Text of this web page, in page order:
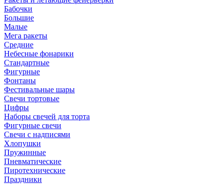
Бабочки
Большие
Малые
Мега ракеты
Средние
Небесные фонарики
Стандартные
Фигурные
Фонтаны
Фестивальные шары
Свечи тортовые
Цифры
Наборы свечей для торта
Фигурные свечи
Свечи с надписями
Хлопушки
Пружинные
Пневматические
Пиротехнические
Праздники